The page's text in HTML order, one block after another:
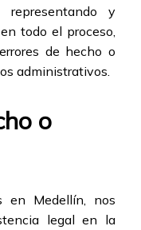
representando y
todo el proceso,
de hecho o
administrativos.
o
en Medellín, nos
legal en la